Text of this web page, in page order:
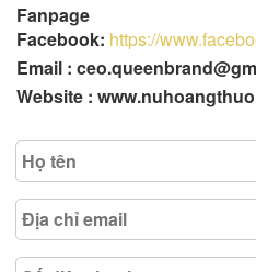
Fanpage
Facebook: https://
Email :
Website :